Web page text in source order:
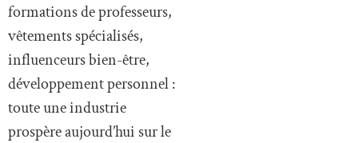
formations de professeurs,
vêtements spécialisés,
influenceurs bien-être,
développement personnel :
toute une industrie
prospère aujourd’hui sur le